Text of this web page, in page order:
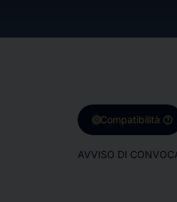
targetCompatibilità help
AVVISO DI